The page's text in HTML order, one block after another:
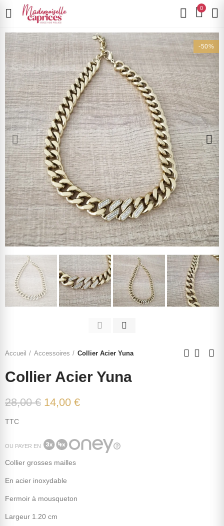
0
-50%
Accueil Accessoires Collier Acier Yuna
Collier Acier Yuna
28,00 € 14,00 €
TTC
OU PAYER EN
Collier grosses mailles
En acier inoxydable
Fermoir à mousqueton
Largeur 1.20 cm